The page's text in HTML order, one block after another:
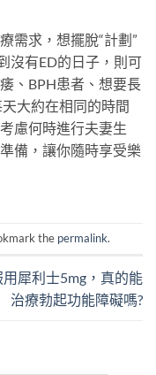
需求，想擺脫“計劃”
沒有ED的日子，則可
、BPH患者、想要長
大約在相同的時間
慮何時進行夫妻生
備，讓你隨時享受樂
the permalink.
犀利士5mg，真的能
治療勃起功能障礙嗎?